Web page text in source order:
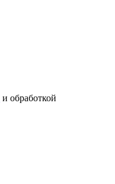
и обработкой